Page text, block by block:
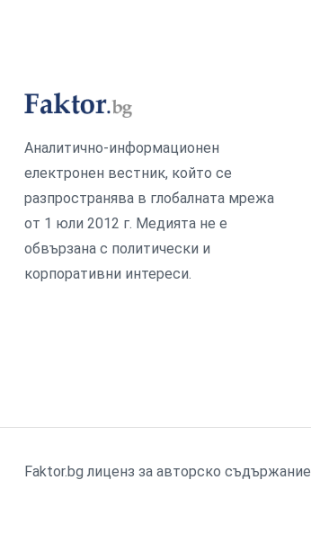
Аналитично-информационен
електронен вестник, който се
разпространява в глобалната мрежа
от 1 юли 2012 г. Медията не е
обвързана с политически и
корпоративни интереси.
Faktor.bg лиценз за авторско съдържание